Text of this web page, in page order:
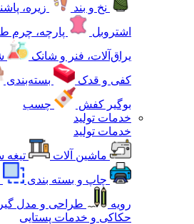
نخ و بند
زیره،
اشتروبل
پارچه، چرم
یراق‌آلات، فنر و شانک
کفی و قدک
بسته‌بندی
بوگیر کفش
چسب
خدمات تولید
خدمات تولید
ماشین آلات
چاپ و بسته بندی
رویه
طراحی و مدل
حکاکی و خدمات پستایی